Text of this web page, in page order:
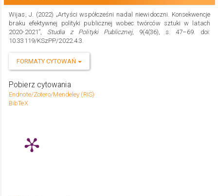
Wijas, J. (2022) „Artyści współcześni nadal niewidoczni. Konsekwencje
braku efektywnej polityki publicznej wobec twórców sztuki w latach
2020-2021”, Studia z Polityki Publicznej, 9(4(36), s. 47–69. doi:
10.33119/KSzPP/2022.4.3.
FORMATY CYTOWAŃ
Pobierz cytowania
Endnote/Zotero/Mendeley (RIS)
BibTeX